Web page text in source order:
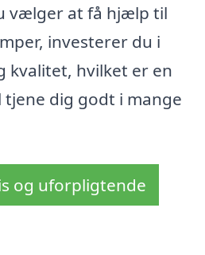
vælger at få hjælp til
investerer du i
kvalitet, hvilket er en
dig godt i mange
og uforpligtende